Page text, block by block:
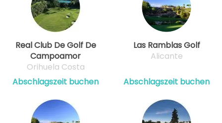
Real Club De Golf De
Campoamor
Orihuela Costa
Abschlagszeit buchen
Las Ramblas Golf
Alicante
Abschlagszeit buchen